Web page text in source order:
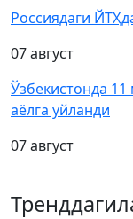
Россиядаги
07 август
Ўзбекистонда 11
аёлга уйланди
07 август